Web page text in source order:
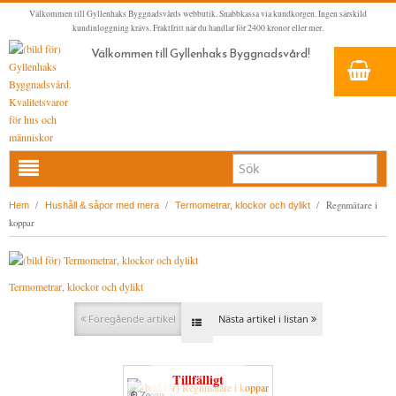
Välkommen till Gyllenhaks Byggnadsvårds webbutik. Snabbkassa via kundkorgen. Ingen särskild
kundinloggning krävs. Fraktfritt när du handlar för 2400 kronor eller mer.
Välkommen till Gyllenhaks Byggnadsvård!
HEM
NYA PRODUKTER
LINOLJEFÄRG & SLAMFÄRG MED MERA
LINOLJEFÄRGER
VITA KULÖRER
GULA KULÖRER
MATTA LINOLJEFÄRGER
KONSTNÄRSFÄRGER
KLASSISKA KLÄDER
RESISTANT WORK WEAR
BADRUM & KÖK (KRANAR & PORSLIN)
TVÄTTSTÄLLSBLANDARE
DÖRRHANDTAG MÄSSING (INNERDÖRR)
YTTERDÖRRSHANDTAG
Hem / Hushåll & såpor med mera / Termometrar, klockor och dylikt / Regnmätare i
koppar
Termometrar, klockor och dylikt
Föregående artikel Nästa artikel i listan
Tillfälligt